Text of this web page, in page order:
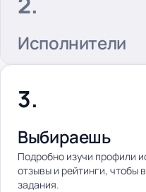
Исполнители
Выбираешь
Подробно изучи профили
отзывы и рейтинги, чтобы
задания.